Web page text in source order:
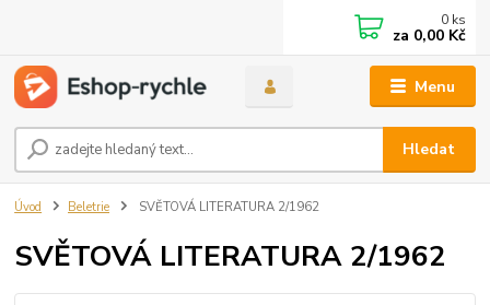
Menu
Hledat
0 ks
za 0,00 Kč
Úvod Beletrie SVĚTOVÁ LITERATURA 2/1962
SVĚTOVÁ LITERATURA 2/1962